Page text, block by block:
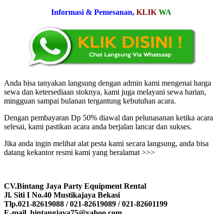
Informasi & Pemesanan, KLIK WA
Anda bisa tanyakan langsung dengan admin kami mengenai harga
sewa dan ketersediaan stoknya, kami juga melayani sewa harian,
mingguan sampai bulanan tergantung kebutuhan acara.
Dengan pembayaran Dp 50% diawal dan pelunasanan ketika acara
selesai, kami pastikan acara anda berjalan lancar dan sukses.
Jika anda ingin melihat alat pesta kami secara langsung, anda bisa
datang kekantor resmi kami yang beralamat >>>
CV.Bintang Jaya Party Equipment Rental
Jl. Siti I No.40 Mustikajaya Bekasi
Tlp.021-82619088 / 021-82619089 / 021-82601199